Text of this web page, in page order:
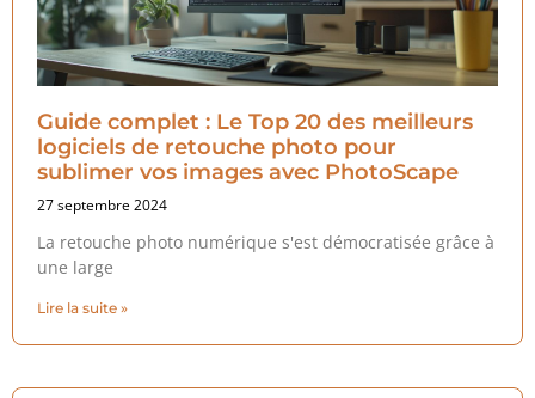
Guide complet : Le Top 20 des meilleurs
logiciels de retouche photo pour
sublimer vos images avec PhotoScape
27 septembre 2024
La retouche photo numérique s'est démocratisée grâce à
une large
Lire la suite »